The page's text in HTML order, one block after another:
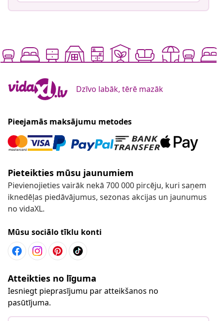
Dzīvo labāk, tērē mazāk
Pieejamās maksājumu metodes
Pieteikties mūsu jaunumiem
Pievienojieties vairāk nekā 700 000 pircēju, kuri saņem
iknedēļas piedāvājumus, sezonas akcijas un jaunumus
no vidaXL.
Mūsu sociālo tīklu konti
Atteikties no līguma
Iesniegt pieprasījumu par atteikšanos no
pasūtījuma.